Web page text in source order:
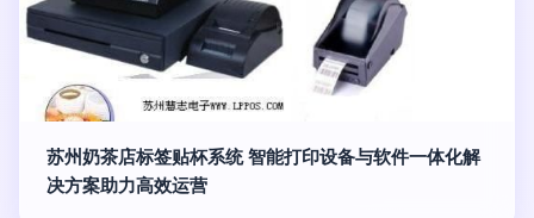
苏州奶茶店标签贴杯系统 智能打印设备与软件一体化解
决方案助力高效运营